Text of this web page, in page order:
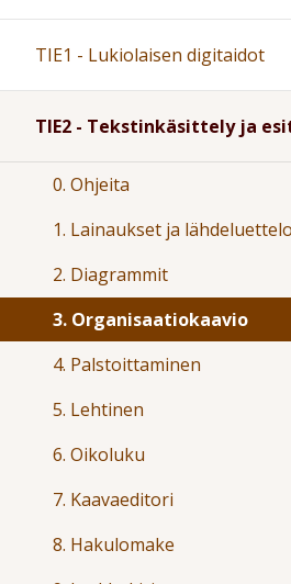
TIE1 - Lukiolaisen digitaidot
TIE2 - Tekstinkäsittely ja
0. Ohjeita
1. Lainaukset ja lähdeluettelo
2. Diagrammit
3. Organisaatiokaavio
4. Palstoittaminen
5. Lehtinen
6. Oikoluku
7. Kaavaeditori
8. Hakulomake